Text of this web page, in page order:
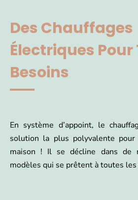
Des Chauffages
Électriques Pour
Besoins
En système d’appoint, le
solution la plus polyvalente
maison ! Il se décline dans de
modèles qui se prêtent à toutes